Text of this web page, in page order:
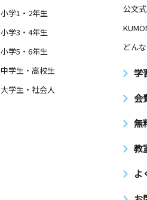
小学1・2年生
小学3・4年生
小学5・6年生
中学生・高校生
大学生・社会人
公文
どん
学
会
無
教
よ